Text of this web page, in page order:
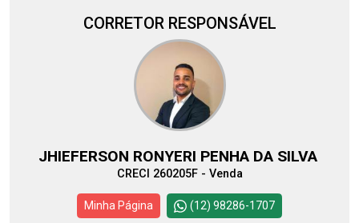
CORRETOR RESPONSÁVEL
JHIEFERSON RONYERI PENHA DA SILVA
CRECI 260205F - Venda
Minha Página (12) 98286-1707